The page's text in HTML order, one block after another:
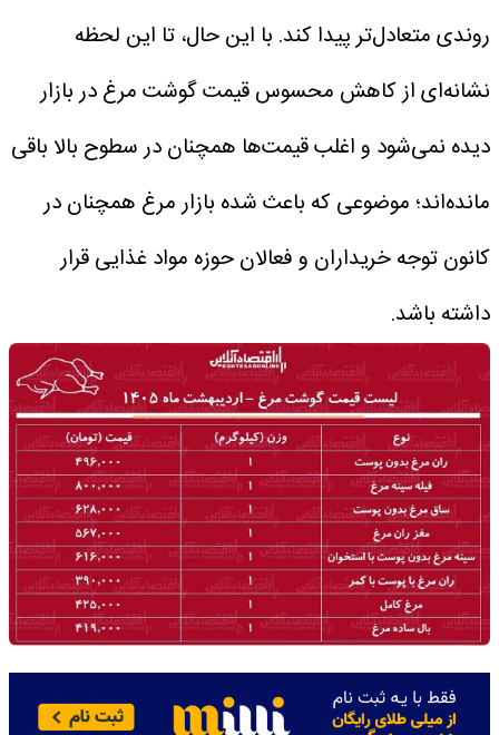
روندی متعادل‌تر پیدا کند. با این حال، تا این لحظه
نشانه‌ای از کاهش محسوس قیمت گوشت مرغ در بازار
دیده نمی‌شود و اغلب قیمت‌ها همچنان در سطوح بالا باقی
مانده‌اند؛ موضوعی که باعث شده بازار مرغ همچنان در
کانون توجه خریداران و فعالان حوزه مواد غذایی قرار
داشته باشد.